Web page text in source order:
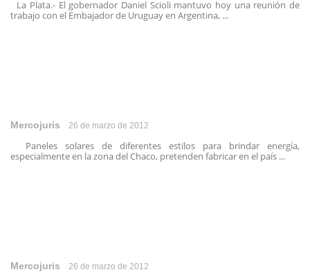
La Plata.- El gobernador Daniel Scioli mantuvo hoy una reunión de
trabajo con el Embajador de Uruguay en Argentina, ...
Mercojuris 26 de marzo de 2012
Paneles solares de diferentes estilos para brindar energía,
especialmente en la zona del Chaco, pretenden fabricar en el país ...
Mercojuris 26 de marzo de 2012